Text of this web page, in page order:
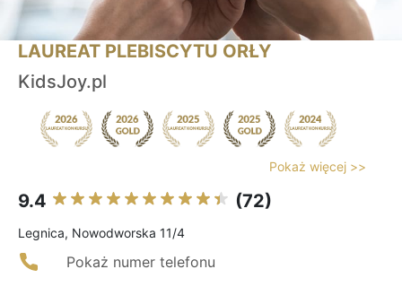
LAUREAT PLEBISCYTU ORŁY
KidsJoy.pl
Pokaż więcej >>
9.4 (72)
Legnica, Nowodworska 11/4
Pokaż numer telefonu